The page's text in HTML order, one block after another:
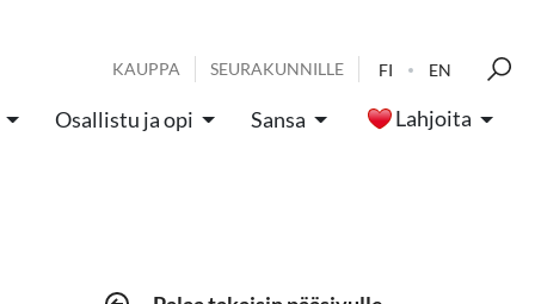
KAUPPA SEURAKUNNILLE FI EN
Osallistu ja opi Sansa Lahjoita